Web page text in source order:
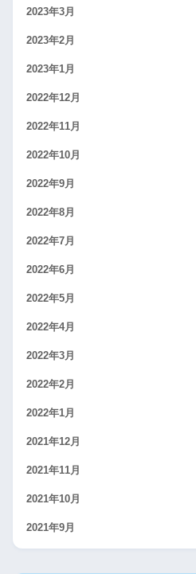
2023年3月
2023年2月
2023年1月
2022年12月
2022年11月
2022年10月
2022年9月
2022年8月
2022年7月
2022年6月
2022年5月
2022年4月
2022年3月
2022年2月
2022年1月
2021年12月
2021年11月
2021年10月
2021年9月